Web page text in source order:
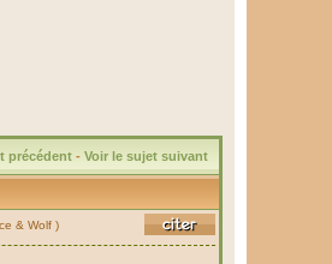
précédent - Voir le sujet suivant
& Wolf )